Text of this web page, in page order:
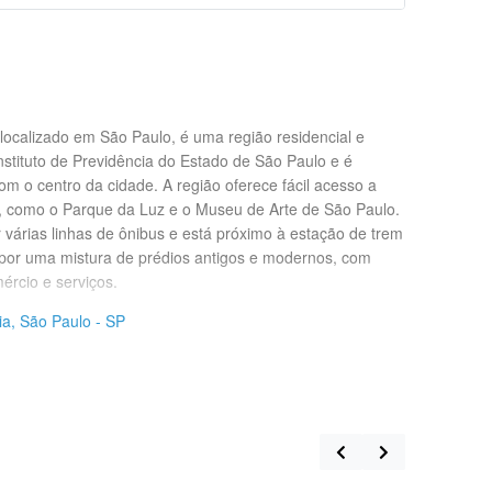
em São Paulo, é uma região residencial e
de Previdência do Estado de São Paulo e é
o centro da cidade. A região oferece fácil acesso a
o Parque da Luz e o Museu de Arte de São Paulo.
linhas de ônibus e está próximo à estação de trem
uma mistura de prédios antigos e modernos, com
e serviços.
São Paulo - SP